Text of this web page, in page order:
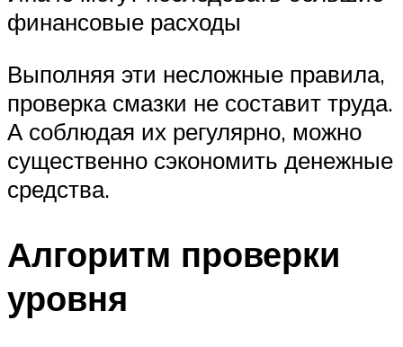
финансовые расходы
Выполняя эти несложные правила,
проверка смазки не составит труда.
А соблюдая их регулярно, можно
существенно сэкономить денежные
средства.
Алгоритм проверки
уровня